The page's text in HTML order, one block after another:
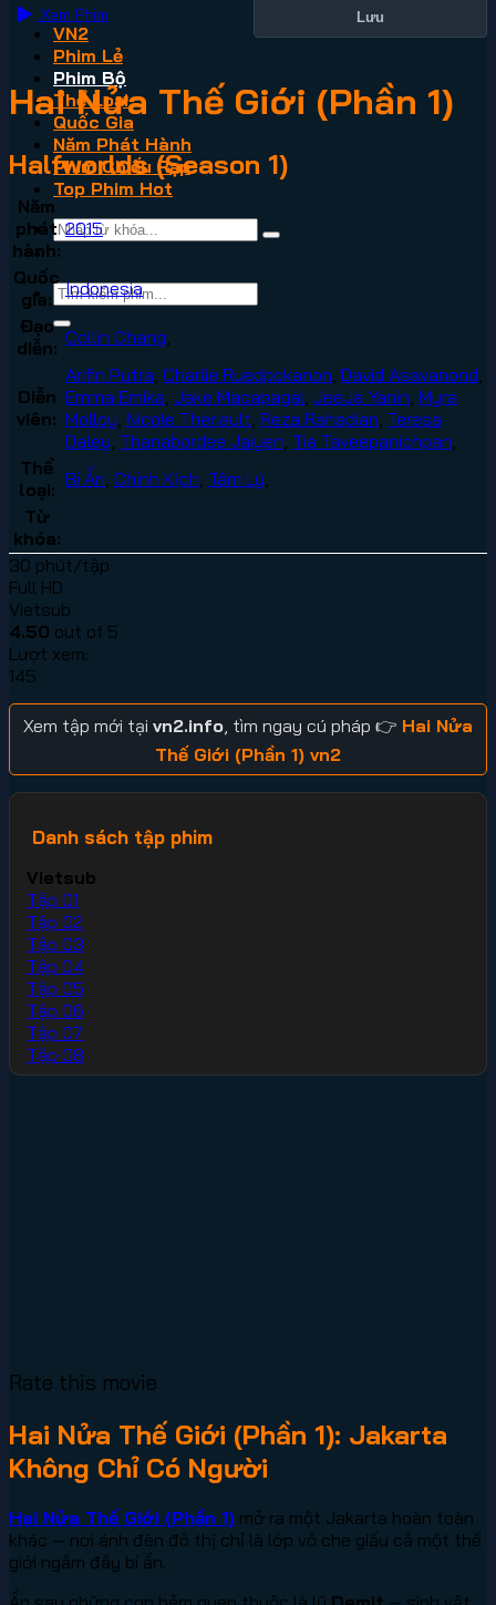
VN2
Phim Lẻ
Phim Bộ
Thể Loại
Quốc Gia
Năm Phát Hành
Phim Chiếu Rạp
Top Phim Hot
Xem Phim Lưu
Hai Nửa Thế Giới (Phần 1)
Halfworlds (Season 1)
Năm
phát
hành:
2015
Quốc
gia:
Indonesia
Đạo
diễn: Collin Chang
Diễn
viên:
Arifin Putra Charlie Ruedpokanon David Asavanond
Emma Emika Jake Macapagal JeeJa Yanin Myra
Molloy Nicole Theriault Reza Rahadian Teresa
Daley Thanabordee Jaiyen Tia Taveepanichpan
Thể
loại: Bí Ẩn Chính Kịch Tâm Lý
Từ
khóa:
30 phút/tập
Full HD
Vietsub
4.50 out of 5
Lượt xem:
145
Xem tập mới tại vn2.info , tìm ngay cú pháp 👉 Hai Nửa
Thế Giới (Phần 1) vn2
Danh sách tập phim
Vietsub
Tập 01
Tập 02
Tập 03
Tập 04
Tập 05
Tập 06
Tập 07
Tập 08
Rate this movie
Hai Nửa Thế Giới (Phần 1): Jakarta
Không Chỉ Có Người
Hai Nửa Thế Giới (Phần 1) mở ra một Jakarta hoàn toàn
khác — nơi ánh đèn đô thị chỉ là lớp vỏ che giấu cả một thế
giới ngầm đầy bí ẩn.